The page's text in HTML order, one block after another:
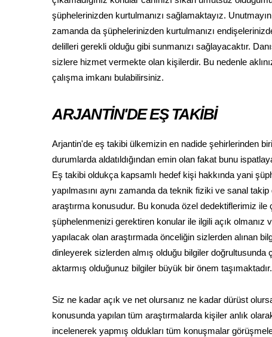
şüphelerinizden kurtulmanızı sağlamaktayız.
zamanda da şüphelerinizden kurtulmanızı
delilleri gerekli olduğu gibi sunmanızı sağlayacaktır.
sizlere hizmet vermekte olan kişilerdir. Bu nedenle
çalışma imkanı bulabilirsiniz.
ARJANTİN'DE EŞ TAKİBİ
Arjantin'de eş takibi ülkemizin en nadide şehirlerinden
durumlarda aldatıldığından emin olan fakat bunu
Eş takibi oldukça kapsamlı hedef kişi hakkında yani
yapılmasını aynı zamanda da teknik fiziki ve sanal
araştırma konusudur. Bu konuda özel dedektiflerimiz
şüphelenmenizi gerektiren konular ile ilgili açık
yapılacak olan araştırmada önceliğin sizlerden alınan
dinleyerek sizlerden almış olduğu bilgiler doğrultusunda
aktarmış olduğunuz bilgiler büyük bir önem taşımaktadır.
Siz ne kadar açık ve net olursanız ne kadar dürüst
konusunda yapılan tüm araştırmalarda kişiler anlık
incelenerek yapmış oldukları tüm konuşmalar